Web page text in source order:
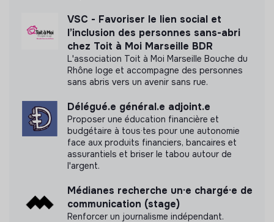
VSC - Favoriser le lien social et
l’inclusion des personnes sans-abri
chez Toit à Moi Marseille BDR
L'association Toit à Moi Marseille Bouche du
Rhône loge et accompagne des personnes
sans abris vers un avenir sans rue.
Délégué.e général.e adjoint.e
Proposer une éducation financière et
budgétaire à tous·tes pour une autonomie
face aux produits financiers, bancaires et
assurantiels et briser le tabou autour de
l'argent.
Médianes recherche un·e chargé·e de
communication (stage)
Renforcer un journalisme indépendant.